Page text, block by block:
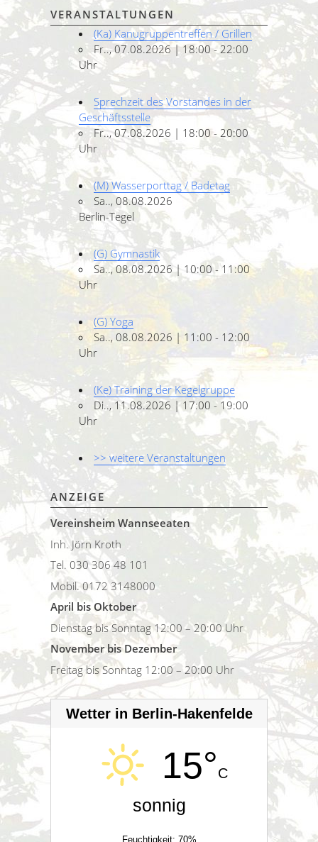
VERANSTALTUNGEN
(Ka) Kanugruppentreffen / Grillen
Fr.., 07.08.2026 | 18:00 - 22:00
Uhr
Sprechzeit des Vorstandes in der
Geschäftsstelle
Fr.., 07.08.2026 | 18:00 - 20:00
Uhr
(M) Wasserporttag / Badetag
Sa.., 08.08.2026
Berlin-Tegel
(G) Gymnastik
Sa.., 08.08.2026 | 10:00 - 11:00
Uhr
(G) Yoga
Sa.., 08.08.2026 | 11:00 - 12:00
Uhr
(Ke) Training der Kegelgruppe
Di.., 11.08.2026 | 17:00 - 19:00
Uhr
>> weitere Veranstaltungen
ANZEIGE
Vereinsheim Wannseeaten
Inh. Jörn Kroth
Tel. 030 306 48 101
Mobil. 0172 3148000
April bis Oktober
Dienstag bis Sonntag 12:00 – 20:00 Uhr
November bis Dezember
Freitag bis Sonntag 12:00 – 20:00 Uhr
Wetter in Berlin-Hakenfelde
15°C
sonnig
Feuchtigkeit: 70%